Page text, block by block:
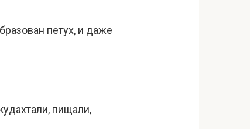
петух, и даже
пищали,